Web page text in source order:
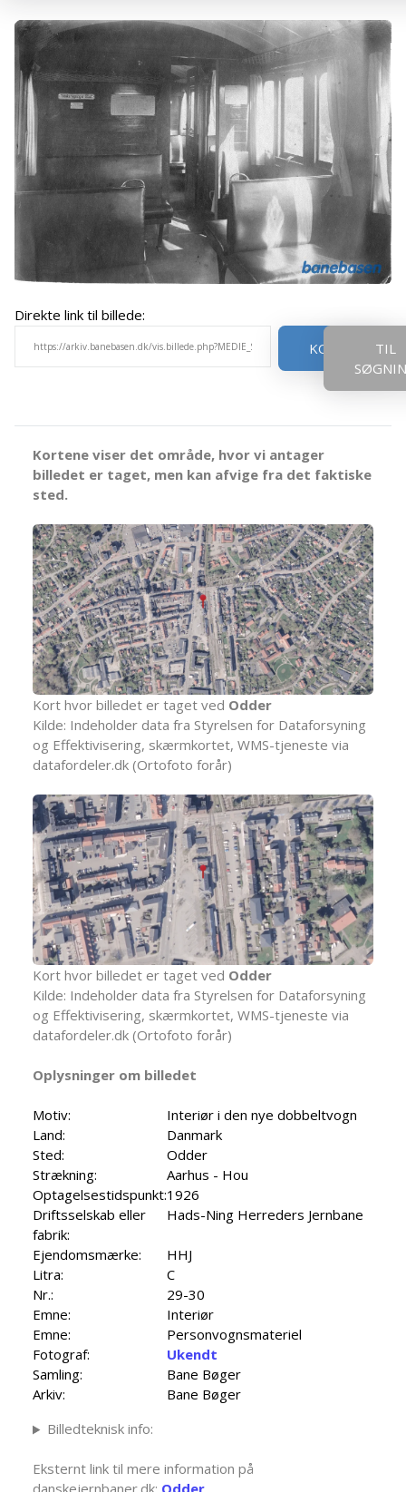
Direkte link til billede:
KOPIER
TIL
Kortene viser det område, hvor vi antager
billedet er taget, men kan afvige fra det faktiske
sted.
Kort hvor billedet er taget ved Odder
Kilde: Indeholder data fra Styrelsen for Dataforsyning
og Effektivisering, skærmkortet, WMS-tjeneste via
datafordeler.dk (Ortofoto forår)
Kort hvor billedet er taget ved Odder
Kilde: Indeholder data fra Styrelsen for Dataforsyning
og Effektivisering, skærmkortet, WMS-tjeneste via
datafordeler.dk (Ortofoto forår)
Oplysninger om billedet
Motiv:
Interiør i den nye dobbeltvogn
Land:
Danmark
Sted:
Odder
Strækning:
Aarhus - Hou
Optagelsestidspunkt:1926
Driftsselskab eller
fabrik:
Hads-Ning Herreders Jernbane
Ejendomsmærke:
HHJ
Litra:
C
Nr.:
29-30
Emne:
Interiør
Emne:
Personvognsmateriel
Fotograf:
Ukendt
Samling:
Bane Bøger
Arkiv:
Bane Bøger
Billedteknisk info:
Eksternt link til mere information på